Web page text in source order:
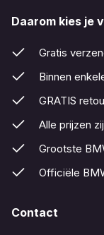
Daarom kies je
Gratis
Binnen
GRATIS
Alle prijzen
Grootste
Officiële
Contact